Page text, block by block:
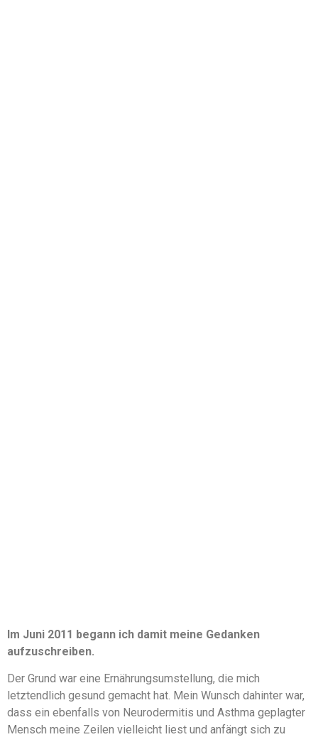
Im Juni 2011 begann ich damit meine Gedanken
aufzuschreiben.
Der Grund war eine Ernährungsumstellung, die mich
letztendlich gesund gemacht hat. Mein Wunsch dahinter war,
dass ein ebenfalls von Neurodermitis und Asthma geplagter
Mensch meine Zeilen vielleicht liest und anfängt sich zu